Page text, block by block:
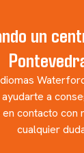
un
a
contacto
cualquier